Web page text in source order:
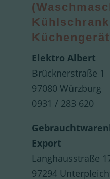
Elektro Albert
Brücknerstraße 1
97080 Würzburg
0931 / 283 620
Export
Langhausstraße
97294